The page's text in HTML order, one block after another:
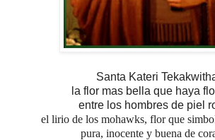
Santa Kateri
la flor mas bella que haya
entre los hombres de piel
el lirio de los mohawks, flor que
pura, inocente y buena de